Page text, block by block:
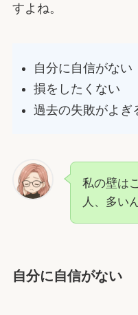
すよね。
自分に自信がない
損をしたくない
過去の失敗がよぎ
私の壁は
人、多い
自分に自信がない